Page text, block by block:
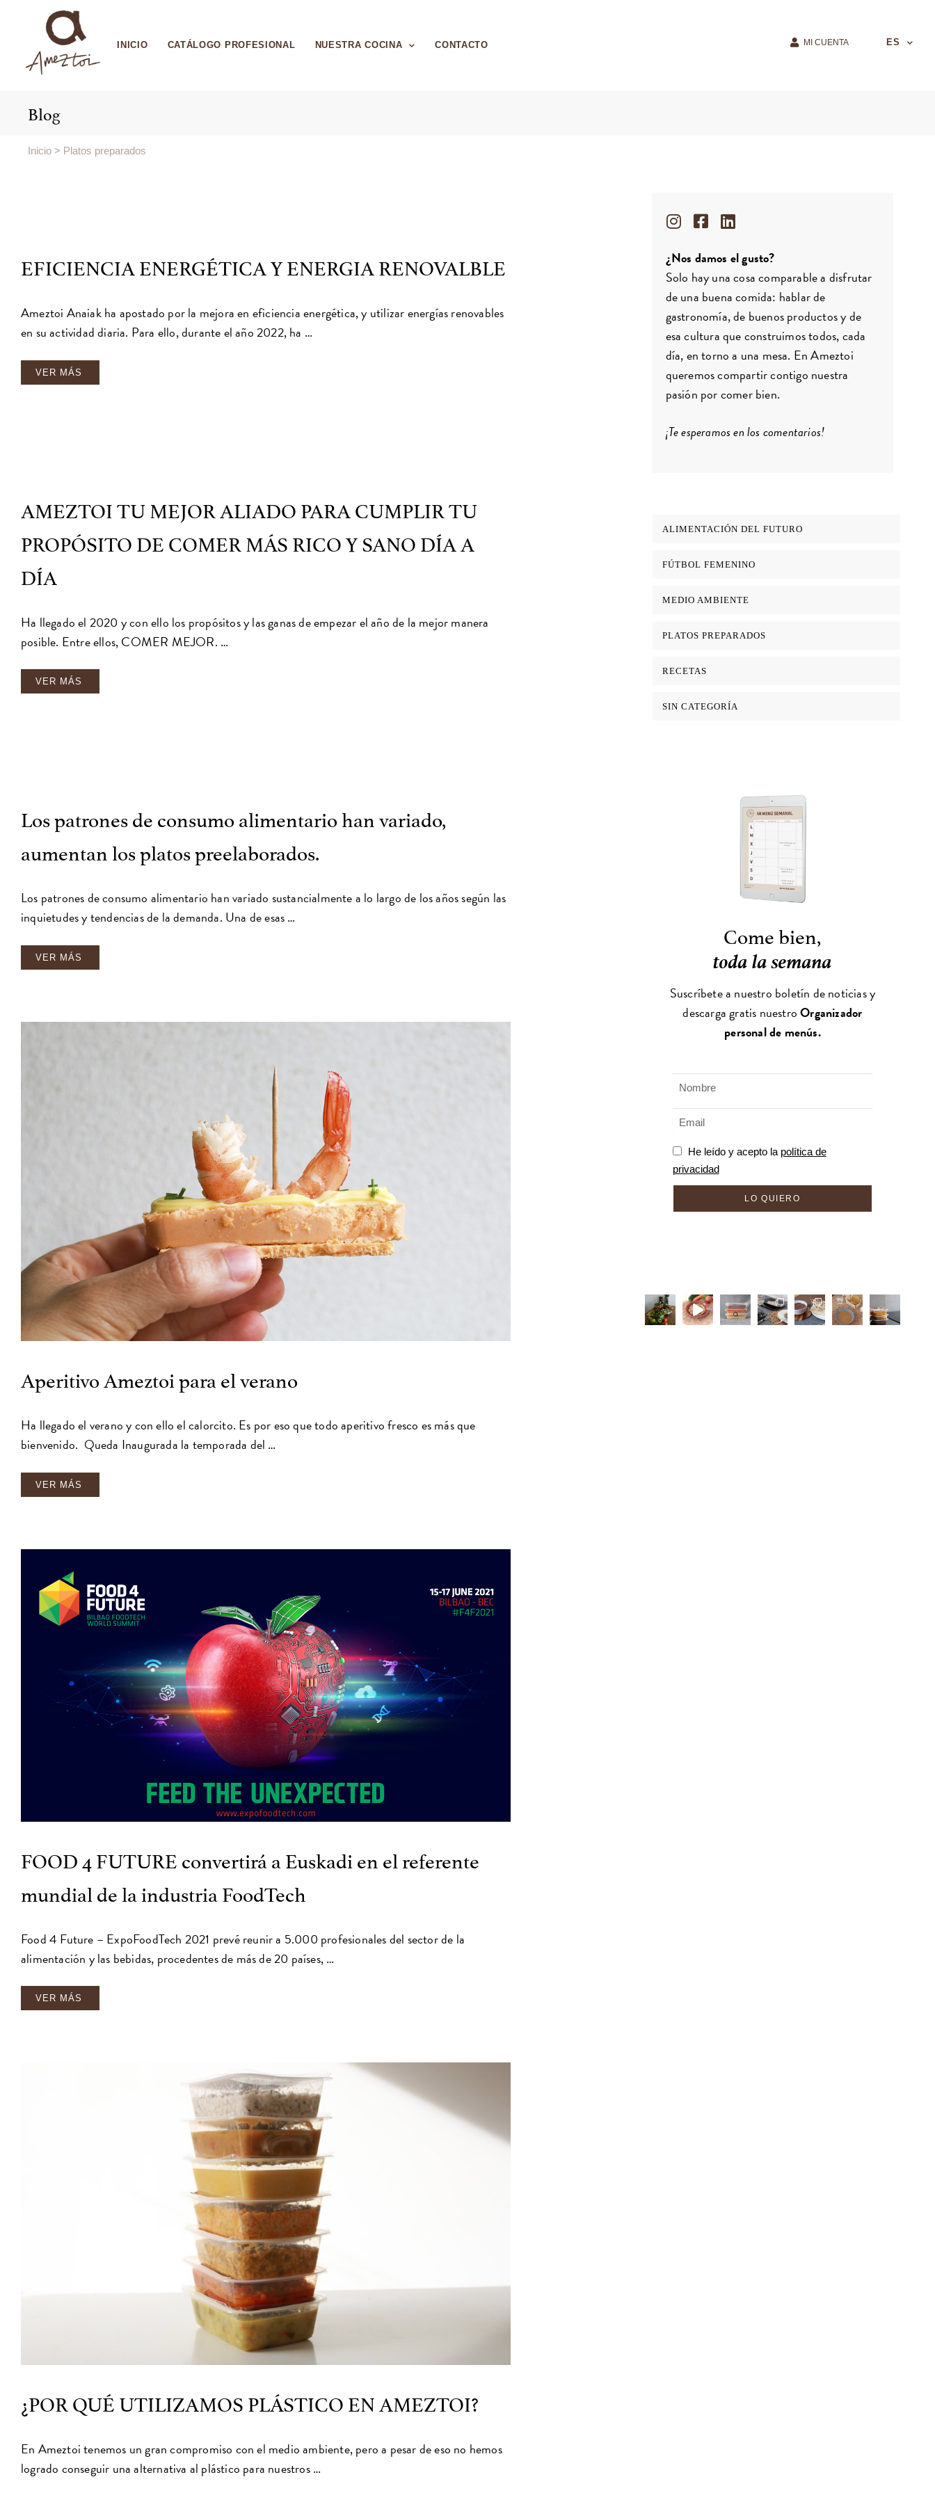
INICIO CATÁLOGO PROFESIONAL NUESTRA COCINA CONTACTO MI CUENTA ES
Blog
Inicio > Platos preparados
EFICIENCIA ENERGÉTICA Y ENERGIA RENOVALBLE
Ameztoi Anaiak ha apostado por la mejora en eficiencia energética, y utilizar energías renovables
en su actividad diaria. Para ello, durante el año 2022, ha …
VER MÁS
AMEZTOI TU MEJOR ALIADO PARA CUMPLIR TU
PROPÓSITO DE COMER MÁS RICO Y SANO DÍA A
DÍA
Ha llegado el 2020 y con ello los propósitos y las ganas de empezar el año de la mejor manera
posible. Entre ellos, COMER MEJOR. …
VER MÁS
Los patrones de consumo alimentario han variado,
aumentan los platos preelaborados.
Los patrones de consumo alimentario han variado sustancialmente a lo largo de los años según las
inquietudes y tendencias de la demanda. Una de esas …
VER MÁS
Aperitivo Ameztoi para el verano
Ha llegado el verano y con ello el calorcito. Es por eso que todo aperitivo fresco es más que
bienvenido. Queda Inaugurada la temporada del …
VER MÁS
FOOD 4 FUTURE convertirá a Euskadi en el referente
mundial de la industria FoodTech
Food 4 Future – ExpoFoodTech 2021 prevé reunir a 5.000 profesionales del sector de la
alimentación y las bebidas, procedentes de más de 20 países, …
VER MÁS
¿POR QUÉ UTILIZAMOS PLÁSTICO EN AMEZTOI?
En Ameztoi tenemos un gran compromiso con el medio ambiente, pero a pesar de eso no hemos
logrado conseguir una alternativa al plástico para nuestros …
¿Nos damos el gusto?
Solo hay una cosa comparable a disfrutar
de una buena comida: hablar de
gastronomía, de buenos productos y de
esa cultura que construimos todos, cada
día, en torno a una mesa. En Ameztoi
queremos compartir contigo nuestra
pasión por comer bien.
¡Te esperamos en los comentarios!
ALIMENTACIÓN DEL FUTURO
FÚTBOL FEMENINO
MEDIO AMBIENTE
PLATOS PREPARADOS
RECETAS
SIN CATEGORÍA
Come bien,
toda la semana
Suscríbete a nuestro boletín de noticias y
descarga gratis nuestroOrganizador
personal de menús.
He leído y acepto la política de
privacidad
LO QUIERO